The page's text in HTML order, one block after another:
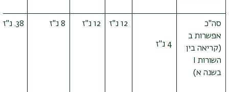
סה"כ
אפשרות ב
(קריאה בין
השורות I
בשנה א)
4 נ"ז
12 נ"ז 12 נ"ז 8 נ"ז נ"ז